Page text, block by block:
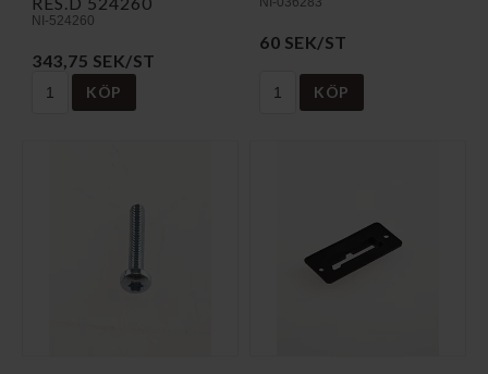
NI-524260
343,75 SEK/ST
KÖP
60 SEK/ST
KÖP